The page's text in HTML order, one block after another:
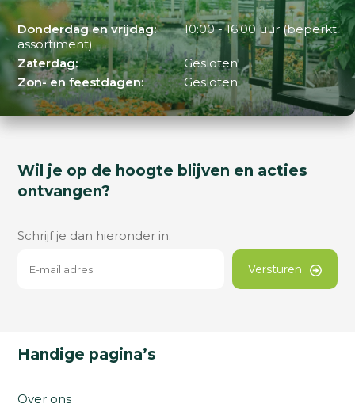
Donderdag en vrijdag:
10:00 - 16:00 uur (beperkt
assortiment)
Zaterdag:
Gesloten
Zon- en feestdagen:
Gesloten
Wil je op de hoogte blijven en acties
ontvangen?
Schrijf je dan hieronder in.
Versturen
Handige pagina’s
Over ons